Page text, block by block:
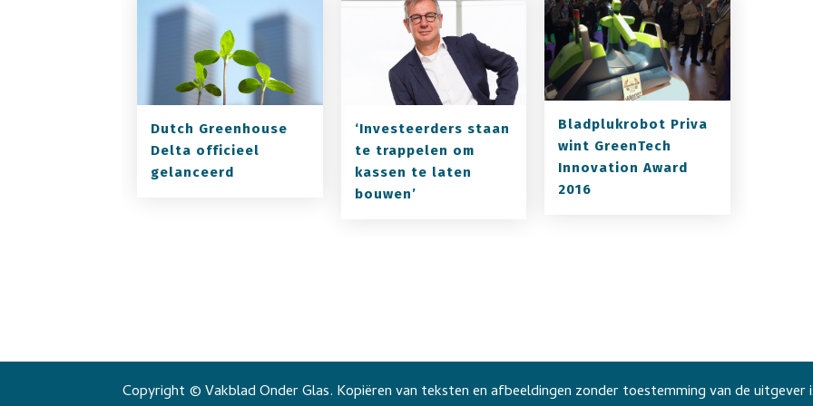
Dutch Greenhouse
Delta officieel
gelanceerd
‘Investeerders staan
te trappelen om
kassen te laten
bouwen’
Bladplukrobot Priva
wint GreenTech
Innovation Award
2016
Copyright © Vakblad Onder Glas. Kopiëren van teksten en afbeeldingen zonder toestemming van de uitgever